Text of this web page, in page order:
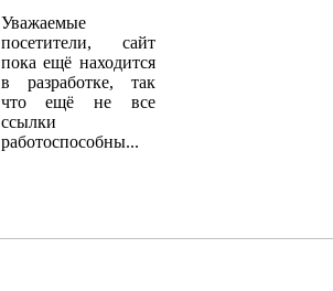
Уважаемые
посетители, сайт
пока ещё находится
в разработке, так
что ещё не все
ссылки
работоспособны...